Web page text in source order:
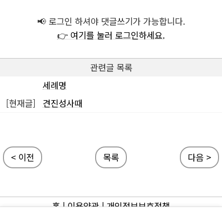
📢 로그인 하셔야 댓글쓰기가 가능합니다.
👉 여기를 눌러 로그인하세요.
관련글 목록
세례명
[현재글]
견진성사때
< 이전 목록 다음 >
홈|이용약관|개인정보보호정책